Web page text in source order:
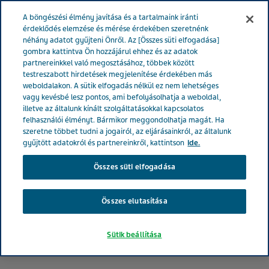
A böngészési élmény javítása és a tartalmaink iránti
érdeklődés elemzése és mérése érdekében szeretnénk
néhány adatot gyűjteni Önről. Az [Összes süti elfogadása]
gombra kattintva Ön hozzájárul ehhez és az adatok
partnereinkkel való megosztásához, többek között
testreszabott hirdetések megjelenítése érdekében más
weboldalakon. A sütik elfogadás nélkül ez nem lehetséges
vagy kevésbé lesz pontos, ami befolyásolhatja a weboldal,
illetve az általunk kínált szolgáltatásokkal kapcsolatos
felhasználói élményt. Bármikor meggondolhatja magát. Ha
szeretne többet tudni a jogairól, az eljárásainkról, az általunk
gyűjtött adatokról és partnereinkről, kattintson ide.
Összes süti elfogadása
Összes elutasítása
Sütik beállítása